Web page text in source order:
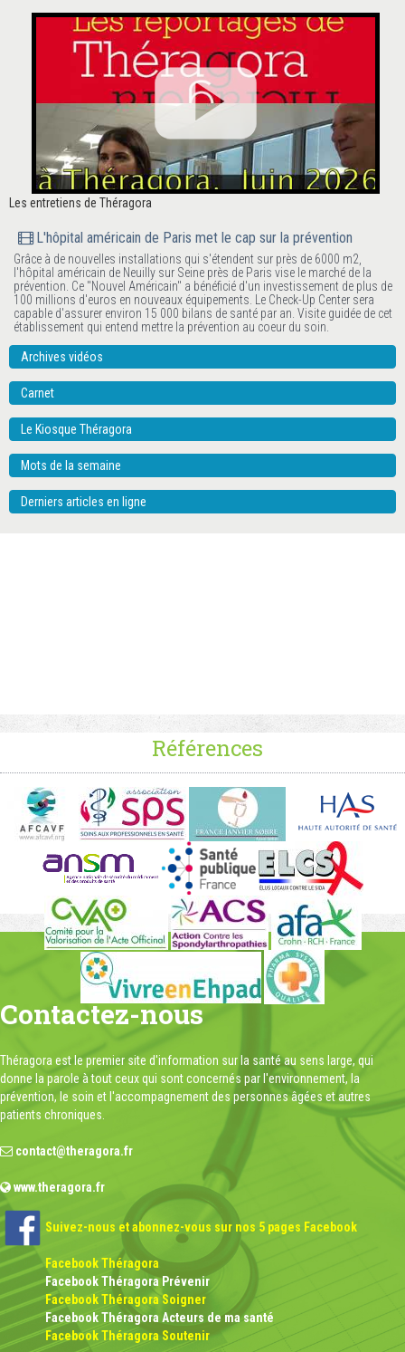
Les entretiens de Théragora
L'hôpital américain de Paris met le cap sur la prévention
Grâce à de nouvelles installations qui s'étendent sur près de 6000 m2,
l'hôpital américain de Neuilly sur Seine près de Paris vise le marché de la
prévention. Ce "Nouvel Américain" a bénéficié d'un investissement de plus de
100 millions d'euros en nouveaux équipements. Le Check-Up Center sera
capable d'assurer environ 15 000 bilans de santé par an. Visite guidée de cet
établissement qui entend mettre la prévention au coeur du soin.
Archives vidéos
Carnet
Le Kiosque Théragora
Mots de la semaine
Derniers articles en ligne
Références
Contactez-nous
Théragora est le premier site d'information sur la santé au sens large, qui
donne la parole à tout ceux qui sont concernés par l'environnement, la
prévention, le soin et l'accompagnement des personnes âgées et autres
patients chroniques.
contact@theragora.fr
www.theragora.fr
Suivez-nous et abonnez-vous sur nos 5 pages Facebook
Facebook Théragora
Facebook Théragora Prévenir
Facebook Théragora Soigner
Facebook Théragora Acteurs de ma santé
Facebook Théragora Soutenir